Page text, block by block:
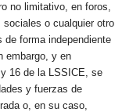
no limitativo, en foros,
o cualquier otro
de forma independiente
embargo, y en
16 de la LSSICE, se
y fuerzas de
o, en su caso,